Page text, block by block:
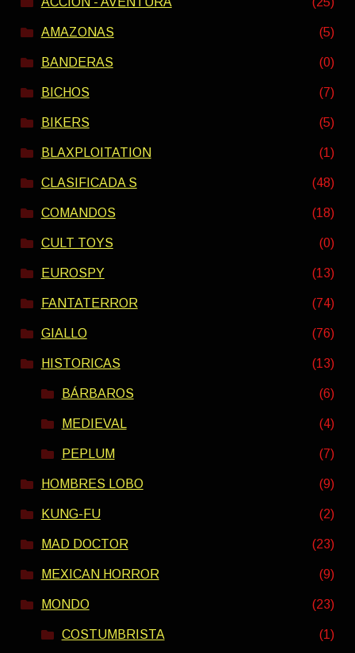
AMAZONAS (5)
BANDERAS (0)
BICHOS (7)
BIKERS (5)
BLAXPLOITATION (1)
CLASIFICADA S (48)
COMANDOS (18)
CULT TOYS (0)
EUROSPY (13)
FANTATERROR (74)
GIALLO (76)
HISTORICAS (13)
BÁRBAROS (6)
MEDIEVAL (4)
PEPLUM (7)
HOMBRES LOBO (9)
KUNG-FU (2)
MAD DOCTOR (23)
MEXICAN HORROR (9)
MONDO (23)
COSTUMBRISTA (1)